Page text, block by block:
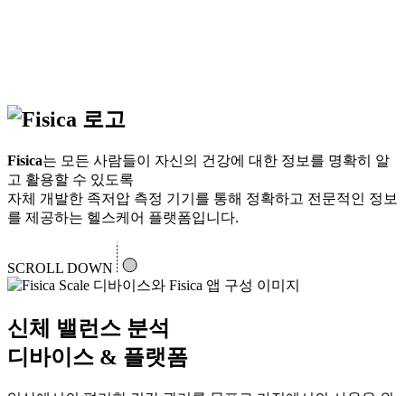
Fisica는 모든 사람들이 자신의 건강에 대한 정보를 명확히 알
고 활용할 수 있도록
자체 개발한 족저압 측정 기기를 통해 정확하고 전문적인 정보
를 제공하는 헬스케어 플랫폼입니다.
SCROLL DOWN
신체 밸런스 분석
디바이스 & 플랫폼